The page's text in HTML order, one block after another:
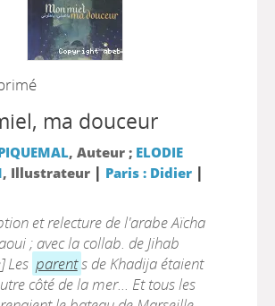
ma douceur
, Auteur ; ELODIE
, Illustrateur | Paris : Didier|
et relecture de l'arabe Aïcha
; avec la collab. de Jihab
Les parents de Khadija étaient
côté de la mer... Et tous les